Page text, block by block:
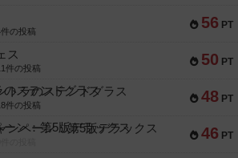
56 PT
の投稿
50 PT
ス
件の投稿
48 PT
トラのステンドグラス
件の投稿
46 PT
ンペーン：第5版デラックス